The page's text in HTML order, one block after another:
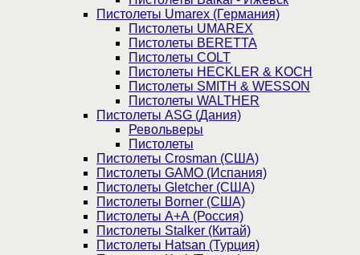
Пистолеты Umarex (Германия)
Пистолеты UMAREX
Пистолеты BERETTA
Пистолеты COLT
Пистолеты HECKLER & KOCH
Пистолеты SMITH & WESSON
Пистолеты WALTHER
Пистолеты ASG (Дания)
Револьверы
Пистолеты
Пистолеты Crosman (США)
Пистолеты GAMO (Испания)
Пистолеты Gletcher (США)
Пистолеты Borner (США)
Пистолеты А+А (Россия)
Пистолеты Stalker (Китай)
Пистолеты Hatsan (Турция)